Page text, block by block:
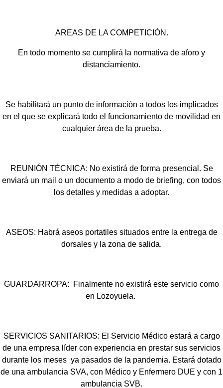
AREAS DE LA COMPETICIÓN.
En todo momento se cumplirá la normativa de aforo y
distanciamiento.
Se habilitará un punto de información a todos los implicados
en el que se explicará todo el funcionamiento de movilidad en
cualquier área de la prueba.
REUNIÓN TÉCNICA: No existirá de forma presencial. Se
enviará un mail o un documento a modo de briefing, con todos
los detalles y medidas a adoptar.
ASEOS: Habrá aseos portatiles situados entre la entrega de
dorsales y la zona de salida.
GUARDARROPA: Finalmente no existirá este servicio como
en Lozoyuela.
SERVICIOS SANITARIOS: El Servicio Médico estará a cargo
de una empresa líder con experiencia en prestar sus servicios
durante los meses ya pasados de la pandemia. Estará dotado
de una ambulancia SVA, con Médico y Enfermero DUE y con 1
ambulancia SVB.